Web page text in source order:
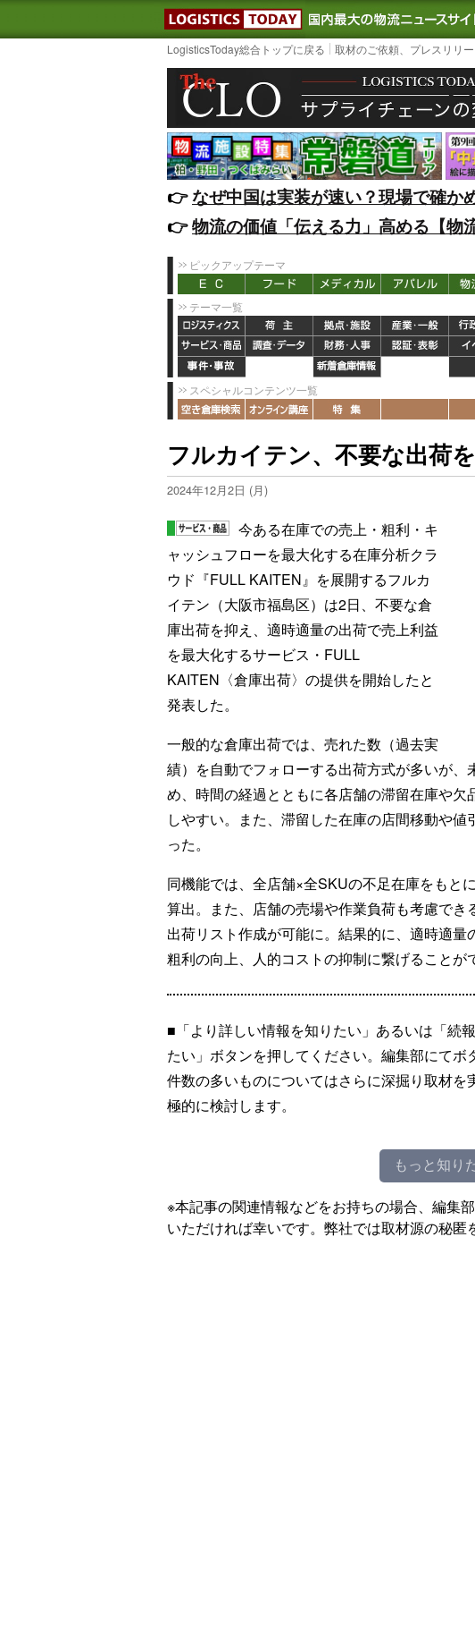
LOGISTICS TODAY｜国
LogisticsToday総合トップに戻る 取材のご依頼、プレスリリ
👉️なぜ中国は実装が速い？現場で確か
👉️物流の価値「伝える力」高める【物
ピックアップテーマ
テーマ一覧
スペシャルコンテンツ一覧
フルカイテン、不要な出荷
2024年12月2日 (月)
今ある在庫での売上・粗利・キ
ャッシュフローを最大化する在庫分析クラ
ウド『FULL KAITEN』を展開するフルカ
イテン（大阪市福島区）は2日、不要な倉
庫出荷を抑え、適時適量の出荷で売上利益
を最大化するサービス・FULL
KAITEN〈倉庫出荷〉の提供を開始したと
発表した。
一般的な倉庫出荷では、売れた数（過去実
績）を自動でフォローする出荷方式が多いが
め、時間の経過とともに各店舗の滞留在庫や
しやすい。また、滞留した在庫の店間移動や
った。
同機能では、全店舗×全SKUの不足在庫をもと
算出。また、店舗の売場や作業負荷も考慮で
出荷リスト作成が可能に。結果的に、適時適
粗利の向上、人的コストの抑制に繋げることが
■「より詳しい情報を知りたい」あるいは「続
たい」ボタンを押してください。編集部にてボ
件数の多いものについてはさらに深掘り取材
極的に検討します。
もっと知り
※本記事の関連情報などをお持ちの場合、編集
いただければ幸いです。弊社では取材源の秘匿